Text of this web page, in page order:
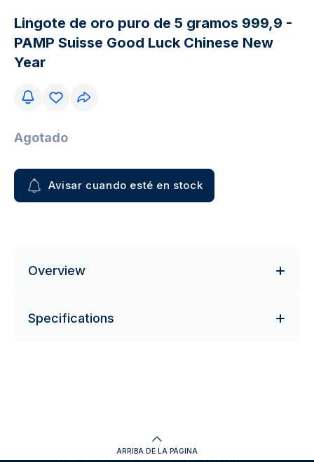
Lingote de oro puro de 5 gramos 999,9 -
PAMP Suisse Good Luck Chinese New
Year
Agotado
Avisar cuando esté en stock
Overview
Specifications
ARRIBA DE LA PÁGINA